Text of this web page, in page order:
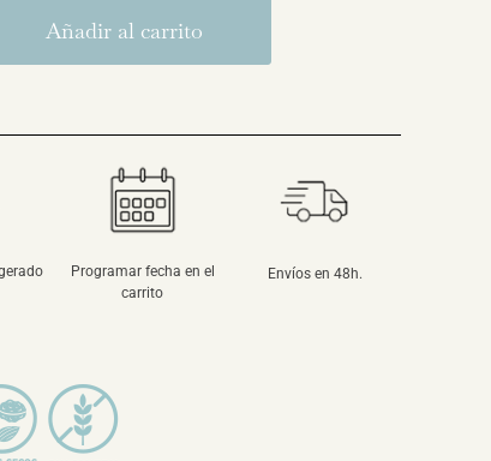
Añadir al carrito
Programar fecha en el
carrito
Envíos en 48h.